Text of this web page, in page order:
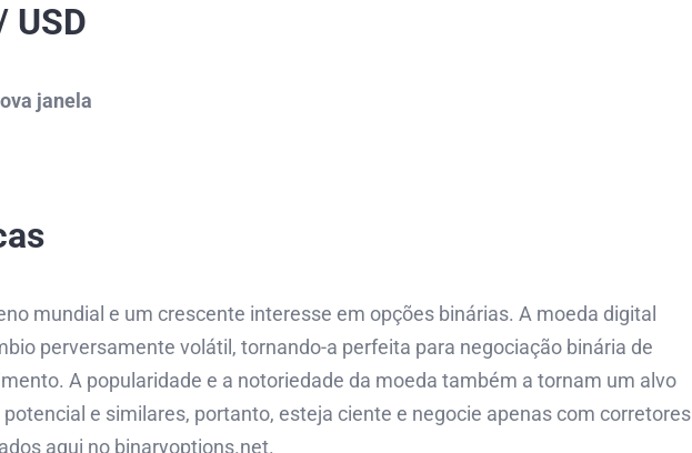
USD
janela
mundial e um crescente interesse em opções binárias. A moeda digital
perversamente volátil, tornando-a perfeita para negociação binária de
A popularidade e a notoriedade da moeda também a tornam um alvo
e similares, portanto, esteja ciente e negocie apenas com corretores
aqui no binaryoptions.net.